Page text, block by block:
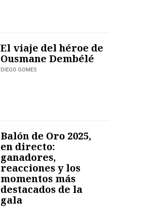
El viaje del héroe de
Ousmane Dembélé
DIEGO GOMES
Balón de Oro 2025,
en directo:
ganadores,
reacciones y los
momentos más
destacados de la
gala